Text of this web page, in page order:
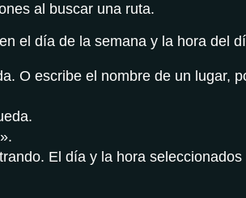
al buscar una ruta.
el día de la semana y la hora del
O escribe el nombre de un lugar,
El día y la hora seleccionados